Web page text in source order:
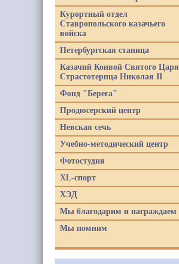
Курортный отдел
Ставропольского казачьего
войска
Петербургская станица
Казачий Конвой Святого Царя
Страстотерпца Николая II
Фонд "Берега"
Продюсерский центр
Невская сечь
Учебно-методический центр
Фотостудия
XL-спорт
ХЭД
Мы благодарим и награждаем
Мы помним